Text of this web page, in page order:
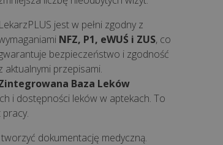
LekarzPLUS jest w pełni zgodny z
NFZ, P1, eWUŚ i ZUS, co
bezpieczeństwo i zgodność
aktualnymi przepisami.
Baza Leków
i dostępności leków w aptekach. To
dokumentację medyczną.